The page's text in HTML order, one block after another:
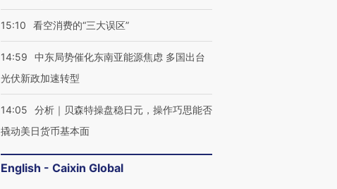
15:10 看空消费的“三大误区”
14:59
中东局势催化东南亚能源焦虑 多国出台
光伏新政加速转型
14:05
分析｜贝森特操盘稳日元，操作巧思能否
撬动美日货币基本面
English - Caixin Global